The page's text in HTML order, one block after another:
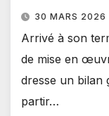
30 MARS 2026
Arrivé à son
de mise en
dresse un bilan
partir…